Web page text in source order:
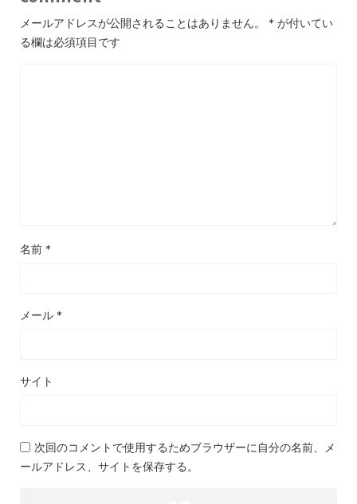
メールアドレスが公開されることはありません。 * が付いてい
る欄は必須項目です
名前 *
メール *
サイト
次回のコメントで使用するためブラウザーに自分の名前、メ
ールアドレス、サイトを保存する。